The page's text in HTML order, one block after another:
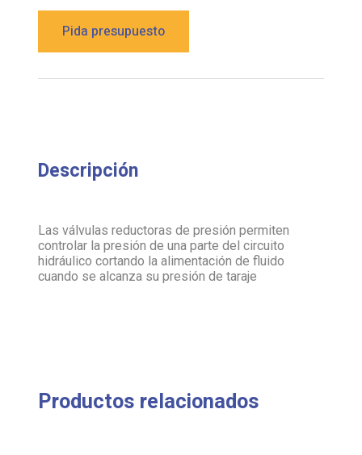
Pida presupuesto
Descripción
Las válvulas reductoras de presión permiten
controlar la presión de una parte del circuito
hidráulico cortando la alimentación de fluido
cuando se alcanza su presión de taraje
Productos relacionados